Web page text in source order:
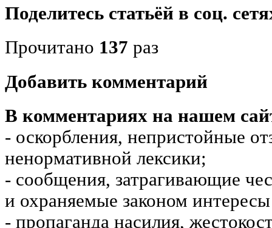
Поделитесь статьёй в соц.
Прочитано 137 раз
Добавить комментарий
В комментариях на нашем
- оскорбления, непристойные
ненормативной лексики;
- сообщения, затрагивающие
и охраняемые законом
- пропаганда насилия,